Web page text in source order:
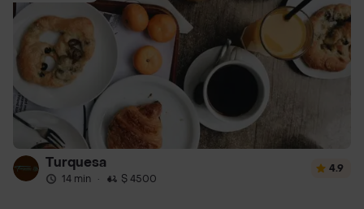
Turquesa
14 min · $ 4500
4.9